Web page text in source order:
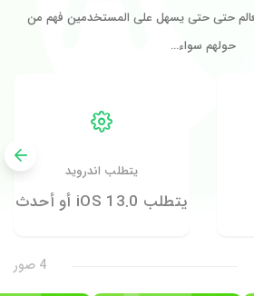
حتى حتى يسهل على المستخدمين فهم من
حولهم سواء…
يتطلب اندرويد
يتطلب iOS 13.0 أو أحدث
4 صور